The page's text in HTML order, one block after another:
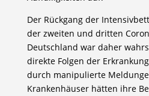
Der Rückgang der
der zweiten und dritten
Deutschland war daher
direkte Folgen der
durch manipulierte
Krankenhäuser hätten ihre